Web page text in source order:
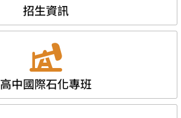
招生資訊
高中國際石化專班